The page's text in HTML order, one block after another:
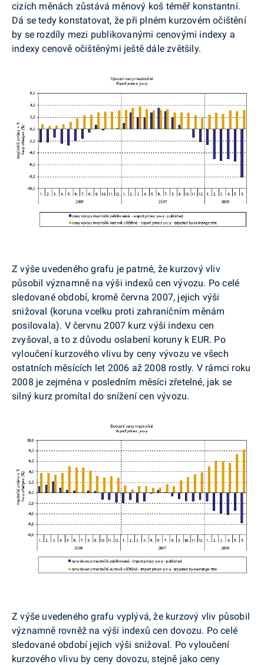
cizích měnách zůstává měnový koš téměř konstantní.
Dá se tedy konstatovat, že při plném kurzovém očištění
by se rozdíly mezi publikovanými cenovými indexy a
indexy cenově očištěnými ještě dále zvětšily.
Z výše uvedeného grafu je patrné, že kurzový vliv
působil významně na výši indexů cen vývozu. Po celé
sledované období, kromě června 2007, jejich výši
snižoval (koruna vcelku proti zahraničním měnám
posilovala). V červnu 2007 kurz výši indexu cen
zvyšoval, a to z důvodu oslabení koruny k EUR. Po
vyloučení kurzového vlivu by ceny vývozu ve všech
ostatních měsících let 2006 až 2008 rostly. V rámci roku
2008 je zejména v posledním měsíci zřetelné, jak se
silný kurz promítal do snížení cen vývozu.
Z výše uvedeného grafu vyplývá, že kurzový vliv působil
významně rovněž na výši indexů cen dovozu. Po celé
sledované období jejich výši snižoval. Po vyloučení
kurzového vlivu by ceny dovozu, stejně jako ceny